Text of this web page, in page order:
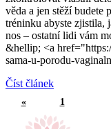
věda a jen stěží budete
tréninku abyste zjistila,
nos – ostatní lidi vám
&hellip; <a
sama-u-porodu-
Číst článek
« 1